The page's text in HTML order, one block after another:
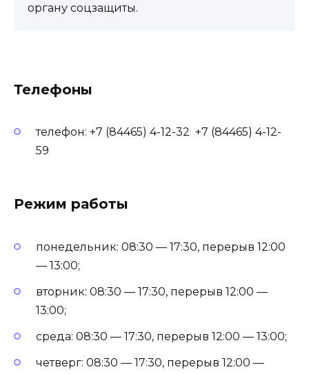
органу соцзащиты.
Телефоны
телефон: +7 (84465) 4-12-32 +7 (84465) 4-12-
59
Режим работы
понедельник: 08:30 — 17:30, перерыв 12:00
— 13:00;
вторник: 08:30 — 17:30, перерыв 12:00 —
13:00;
среда: 08:30 — 17:30, перерыв 12:00 — 13:00;
четверг: 08:30 — 17:30, перерыв 12:00 —